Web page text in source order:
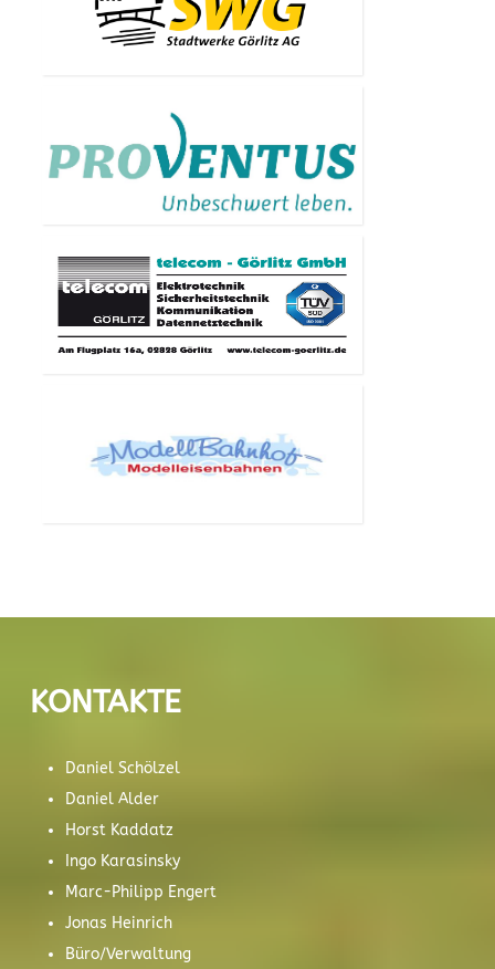
KONTAKTE
Daniel Schölzel
Daniel Alder
Horst Kaddatz
Ingo Karasinsky
Marc-Philipp Engert
Jonas Heinrich
Büro/Verwaltung